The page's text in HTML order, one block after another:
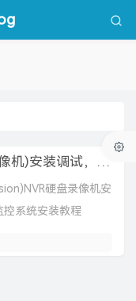
NVR(硬盘录像机)安装调试，监控安装教程
硬盘录像机安
控系统安装教程